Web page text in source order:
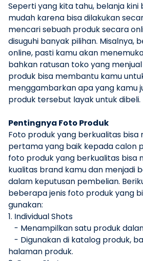
Seperti yang kita tahu, belanja kini
mudah karena bisa dilakukan
mencari sebuah produk secara
disuguhi banyak pilihan. Misalnya,
online, pasti kamu akan
bahkan ratusan toko yang
produk bisa membantu kamu
menggambarkan apa yang kamu
produk tersebut layak untuk dibeli.
Pentingnya Foto Produk
Foto produk yang berkualitas bisa
pertama yang baik kepada calon
foto produk yang berkualitas bisa
kualitas brand kamu dan menjadi
dalam keputusan pembelian.
beberapa jenis foto produk yang
gunakan:
1. Individual Shots
- Menampilkan satu produk
- Digunakan di katalog produk,
halaman produk.